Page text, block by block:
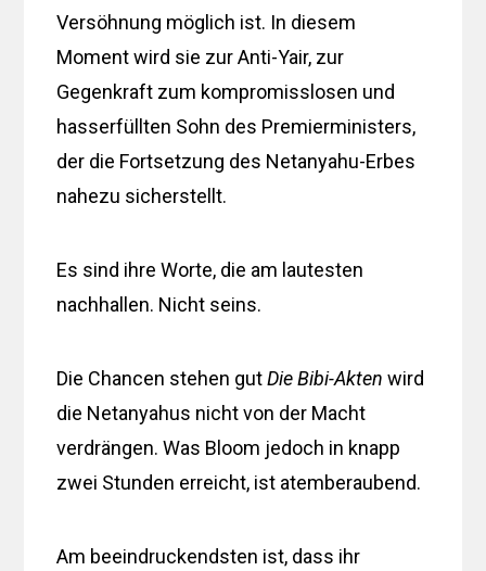
Versöhnung möglich ist. In diesem
Moment wird sie zur Anti-Yair, zur
Gegenkraft zum kompromisslosen und
hasserfüllten Sohn des Premierministers,
der die Fortsetzung des Netanyahu-Erbes
nahezu sicherstellt.
Es sind ihre Worte, die am lautesten
nachhallen. Nicht seins.
Die Chancen stehen gutDie Bibi-Akten wird
die Netanyahus nicht von der Macht
verdrängen. Was Bloom jedoch in knapp
zwei Stunden erreicht, ist atemberaubend.
Am beeindruckendsten ist, dass ihr